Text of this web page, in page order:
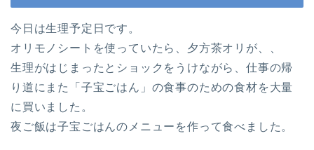
今日は生理予定日です。
オリモノシートを使っていたら、夕方茶オリが、、
生理がはじまったとショックをうけながら、仕事の帰
り道にまた「子宝ごはん」の食事のための食材を大量
に買いました。
夜ご飯は子宝ごはんのメニューを作って食べました。